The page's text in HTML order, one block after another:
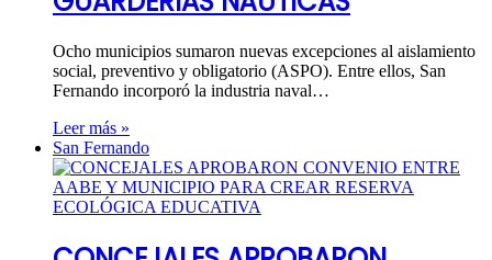
Ocho municipios sumaron nuevas excepciones al aislamiento
social, preventivo y obligatorio (ASPO). Entre ellos, San
Fernando incorporó la industria naval…
Leer más »
San Fernando